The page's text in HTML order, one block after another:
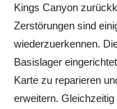
Kings Canyon
Zerstörungen sind
wiederzuerkennen.
Basislager
Karte zu reparieren
erweitern.